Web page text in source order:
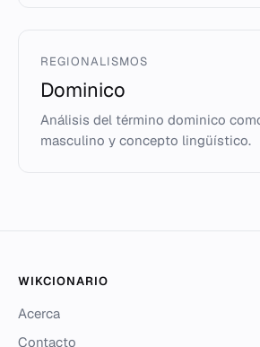
REGIONALISMOS
Dominico
Análisis del término dominico
masculino y concepto lingüístico.
WIKCIONARIO
Acerca
Contacto